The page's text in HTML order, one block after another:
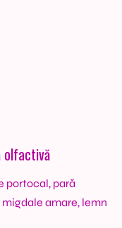
olfactivă
portocal, pară
amare, lemn